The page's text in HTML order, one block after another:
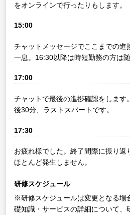
をオンラインで行ったりもします。
15:00
チャットメッセージでここまでの進
一息。16:30以降は時短勤務の方は随
17:00
チャットで最後の進捗確認をします
後30分、ラストスパートです。
17:30
お疲れ様でした。終了間際に振り返
ほとんど発生しません。
研修スケジュール
※研修スケジュールは変更となる場
礎知識・サービスの詳細について、